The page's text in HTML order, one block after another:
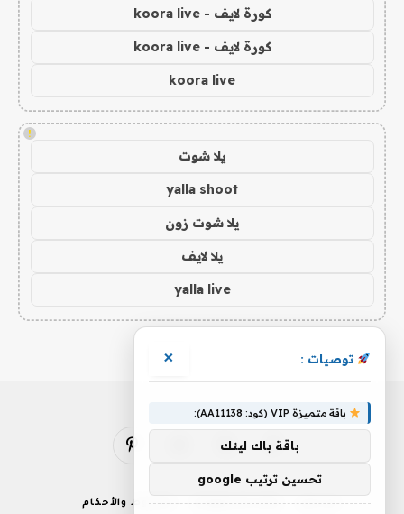
كورة لايف - koora live
كورة لايف - koora live
koora live
!
يلا شوت
yalla shoot
يلا شوت زون
يلا لايف
yalla live
توصيات : ×
باقة متميزة VIP (كود: AA11138):
باقة باك لينك
تحسين ترتيب google
فيسبوك X
الانستغرامبينتيريست
من نحن إخلاء المسؤولية الشروط والأحكام